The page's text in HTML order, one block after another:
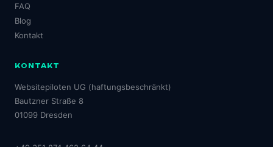
FAQ
Blog
Kontakt
KONTAKT
Websitepiloten UG (haftungsbeschränkt)
Bautzner Straße 8
01099 Dresden